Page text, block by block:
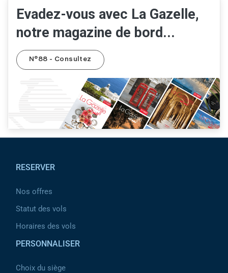
Evadez-vous avec La Gazelle,
notre magazine de bord...
N°88 - Consultez
RESERVER
Nos offres
Statut des vols
Horaires des vols
PERSONNALISER
Choix du siège